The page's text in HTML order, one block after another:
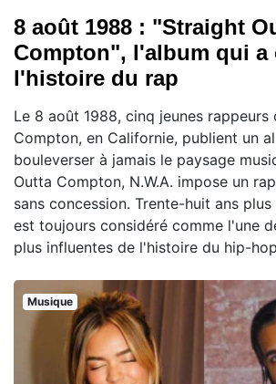
8 août 1988 : "Straight
Compton", l'album qui a
l'histoire du rap
Le 8 août 1988, cinq jeunes rappeurs
Compton, en Californie, publient un
bouleverser à jamais le paysage
Outta Compton, N.W.A. impose un
sans concession. Trente-huit ans
est toujours considéré comme l'une
plus influentes de l'histoire du hip-
Musique